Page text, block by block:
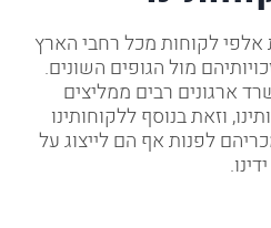
אלפי לקוחות מכל רחבי הארץ
מול הגופים השונים.
ארגונים רבים ממליצים
וזאת בנוסף ללקוחותינו
לפנות אף הם לייצוג על
ידינו.